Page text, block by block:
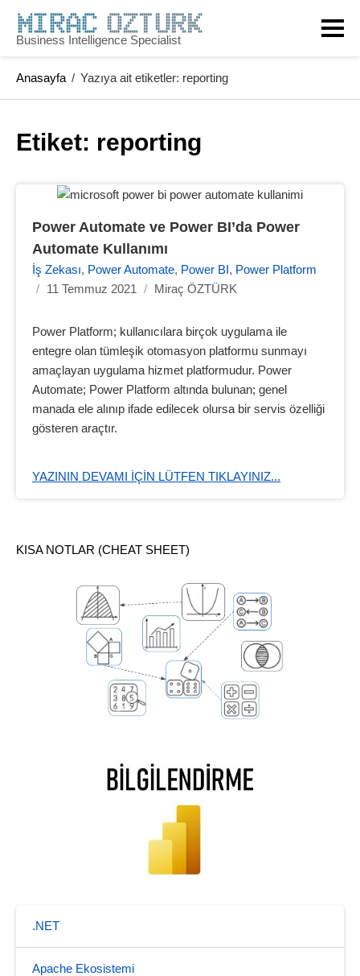
content
Business Intelligence Specialist
Anasayfa / Yazıya ait etiketler: reporting
Etiket: reporting
Power Automate ve Power BI’da Power
Automate Kullanımı
İş Zekası, Power Automate, Power BI , Power Platform
/
11 Temmuz 2021 / Miraç ÖZTÜRK
Power Platform; kullanıcılara birçok uygulama ile
entegre olan tümleşik otomasyon platformu sunmayı
amaçlayan uygulama hizmet platformudur. Power
Automate; Power Platform altında bulunan; genel
manada ele alınıp ifade edilecek olursa bir servis özelliği
gösteren araçtır.
YAZININ DEVAMI IÇIN LÜTFEN TIKLAYINIZ...
KISA NOTLAR (CHEAT SHEET)
.NET
Apache Ekosistemi